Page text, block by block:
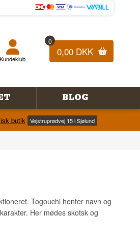
0
0,00 DKK
Kundeklub
BLOG
butik Vejstruprødvej 15 i Sjølund
Togouchi henter navn og
Her mødes skotsk og